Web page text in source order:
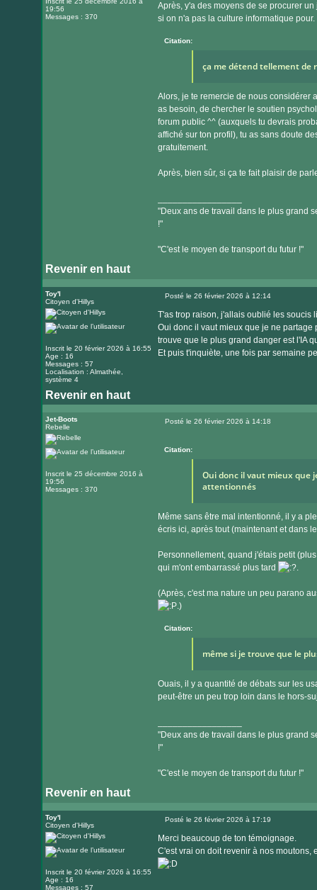
19:56
Messages : 370
Après, y'a des moyens de se procurer
si on n'a pas la culture informatique pour.
Citation:
ça me détend tellement de
Alors, je te remercie de nous considérer
as besoin, de chercher le soutien
forum public ^^ (auxquels tu devrais
affiché sur ton profil), tu as sans doute
gratuitement.
Après, bien sûr, si ça te fait plaisir de
"Deux ans de travail dans le plus grand
!"
"C'est le moyen de transport du futur !"
Revenir en haut
Toy'l
Citoyen d'Hillys
Inscrit le 20 février 2026 à 16:55
Age : 16
Messages : 57
Localisation : Almathée,
système 4
Posté le 26 février 2026 à 12:14
T'as trop raison, j'allais oublié les soucis
Oui donc il vaut mieux que je ne
trouve que le plus grand danger est l'IA
Et puis t'inquiète, une fois par semaine
Revenir en haut
Jet-Boots
Rebelle
Inscrit le 25 décembre 2016 à
19:56
Messages : 370
Posté le 26 février 2026 à 14:18
Citation:
Oui donc il vaut mieux que
attentionnés
Même sans être mal intentionné, il y a
écris ici, après tout (maintenant et dans
Personnellement, quand j'étais petit
qui m'ont embarrassé plus tard
.
(Après, c'est ma nature un peu parano
.)
Citation:
même si je trouve que le
Ouais, il y a quantité de débats sur les
peut-être un peu trop loin dans le hors-
"Deux ans de travail dans le plus grand
!"
"C'est le moyen de transport du futur !"
Revenir en haut
Toy'l
Citoyen d'Hillys
Inscrit le 20 février 2026 à 16:55
Age : 16
Messages : 57
Posté le 26 février 2026 à 17:19
Merci beaucoup de ton témoignage.
C'est vrai on doit revenir à nos moutons,